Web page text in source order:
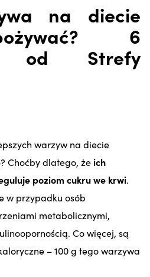
na diecie
6
od Strefy
warzyw na diecie
Choćby dlatego, żeich
poziom cukru we krwi.
w przypadku osób
metabolicznymi,
Co więcej, są
– 100 g tego warzywa